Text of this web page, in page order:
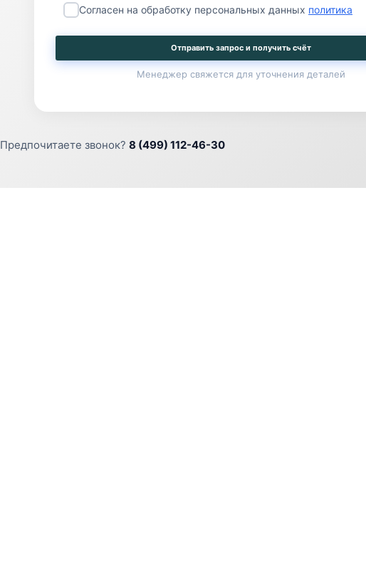
Согласен на обработку персональных данных политика
Отправить запрос и получить счёт
Менеджер свяжется для уточнения деталей
Предпочитаете звонок? 8 (499) 112-46-30